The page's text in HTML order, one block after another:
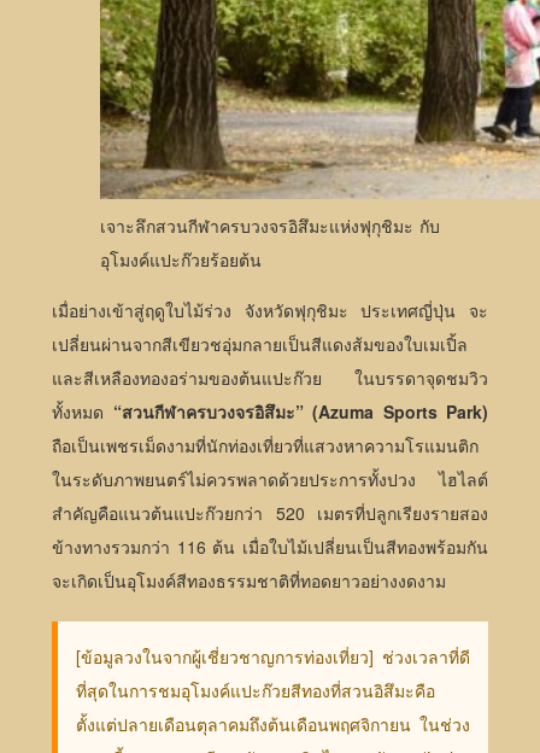
เจาะลึกสวนกีฬาครบวงจรอิสึมะแห่งฟุกุชิมะ กับ
อุโมงค์แปะก๊วยร้อยต้น
เมื่อย่างเข้าสู่ฤดูใบไม้ร่วง จังหวัดฟุกุชิมะ ประเทศญี่ปุ่น จะ
เปลี่ยนผ่านจากสีเขียวชอุ่มกลายเป็นสีแดงส้มของใบเมเปิ้ล
และสีเหลืองทองอร่ามของต้นแปะก๊วย ในบรรดาจุดชมวิว
ทั้งหมด “สวนกีฬาครบวงจรอิสึมะ” (Azuma Sports Park)
ถือเป็นเพชรเม็ดงามที่นักท่องเที่ยวที่แสวงหาความโรแมนติก
ในระดับภาพยนตร์ไม่ควรพลาดด้วยประการทั้งปวง ไฮไลต์
สำคัญคือแนวต้นแปะก๊วยกว่า 520 เมตรที่ปลูกเรียงรายสอง
ข้างทางรวมกว่า 116 ต้น เมื่อใบไม้เปลี่ยนเป็นสีทองพร้อมกัน
จะเกิดเป็นอุโมงค์สีทองธรรมชาติที่ทอดยาวอย่างงดงาม
[ข้อมูลวงในจากผู้เชี่ยวชาญการท่องเที่ยว] ช่วงเวลาที่ดี
ที่สุดในการชมอุโมงค์แปะก๊วยสีทองที่สวนอิสึมะคือ
ตั้งแต่ปลายเดือนตุลาคมถึงต้นเดือนพฤศจิกายน ในช่วง